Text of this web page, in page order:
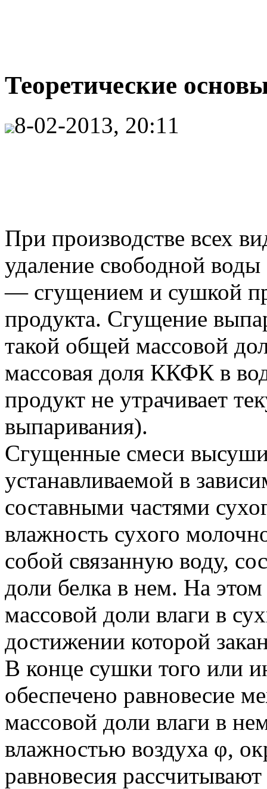
Теоретические
8-02-2013, 20:11
При производстве всех
удаление свободной воды
— сгущением и сушкой
продукта. Сгущение
такой общей массовой
массовая доля ККФК в
продукт не утрачивает
выпаривания).
Сгущенные смеси
устанавливаемой в
составными частями
влажность сухого
собой связанную воду,
доли белка в нем. На
массовой доли влаги в
достижении которой
В конце сушки того или
обеспечено равновесие
массовой доли влаги в
влажностью воздуха φ,
равновесия